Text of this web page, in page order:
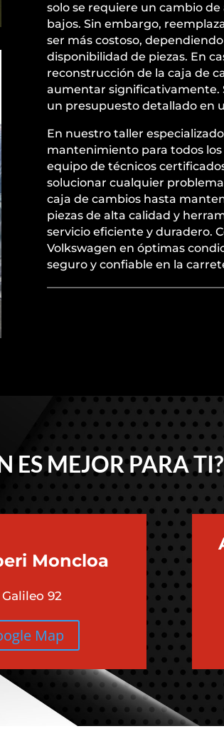
solo se requiere un cambio
bajos. Sin embargo,
ser más costoso,
disponibilidad de piezas. En
reconstrucción de la caja de
aumentar significativamente.
un presupuesto detallado en
En nuestro taller
mantenimiento para todos
equipo de técnicos
solucionar cualquier
caja de cambios hasta
piezas de alta calidad y
servicio eficiente y duradero.
Volkswagen en óptimas
seguro y confiable en la
ES MEJOR PARA TI?
Moncloa
Galileo 92
Map